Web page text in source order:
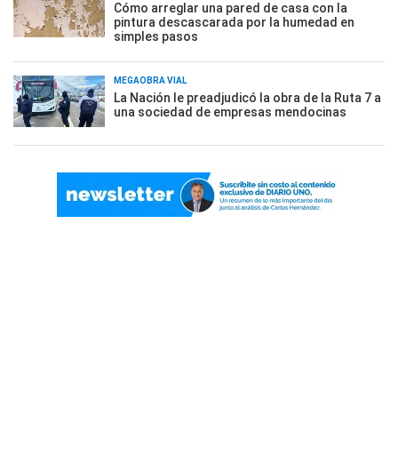
Cómo arreglar una pared de casa con la
pintura descascarada por la humedad en
simples pasos
MEGAOBRA VIAL
La Nación le preadjudicó la obra de la Ruta 7 a
una sociedad de empresas mendocinas